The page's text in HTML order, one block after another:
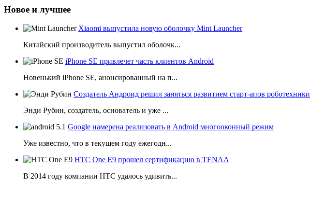
Новое и лучшее
Xiaomi выпустила новую оболочку Mint Launcher
Китайский производитель выпустил оболочк...
iPhone SE привлечет часть клиентов Android
Новенький iPhone SE, анонсированный на п...
Создатель Андроид решил заняться развитием старт-апов роботехники
Энди Рубин, создатель, основатель и уже ...
Google намерена реализовать в Android многооконный режим
Уже известно, что в текущем году ежегодн...
HTC One E9 прошел сертификацию в TENAA
В 2014 году компании НТС удалось удивить...